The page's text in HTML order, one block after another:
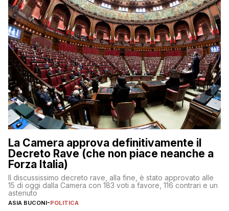
La Camera approva definitivamente il
Decreto Rave (che non piace neanche a
Forza Italia)
Il discussissimo decreto rave, alla fine, è stato approvato alle
15 di oggi dalla Camera con 183 voti a favore, 116 contrari e un
astenuto
ASIA BUCONI-POLITICA